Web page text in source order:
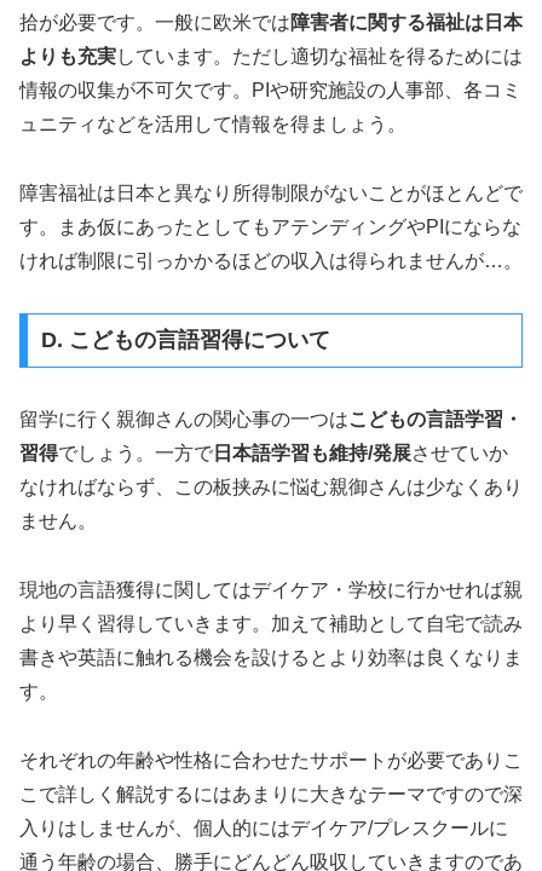
拾が必要です。一般に欧米では障害者に関する福祉は日本
よりも充実しています。ただし適切な福祉を得るためには
情報の収集が不可欠です。PIや研究施設の人事部、各コミ
ュニティなどを活用して情報を得ましょう。
障害福祉は日本と異なり所得制限がないことがほとんどで
す。まあ仮にあったとしてもアテンディングやPIにならな
ければ制限に引っかかるほどの収入は得られませんが…。
D. こどもの言語習得について
留学に行く親御さんの関心事の一つはこどもの言語学習・
習得でしょう。一方で 日本語学習も維持/発展させていか
なければならず、この板挟みに悩む親御さんは少なくあり
ません。
現地の言語獲得に関してはデイケア・学校に行かせれば親
より早く習得していきます。加えて補助として自宅で読み
書きや英語に触れる機会を設けるとより効率は良くなりま
す。
それぞれの年齢や性格に合わせたサポートが必要でありこ
こで詳しく解説するにはあまりに大きなテーマですので深
入りはしませんが、個人的にはデイケア/プレスクールに
通う年齢の場合、勝手にどんどん吸収していきますのであ